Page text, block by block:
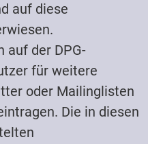
auf diese
auf der DPG-
für weitere
oder Mailinglisten
Die in diesen